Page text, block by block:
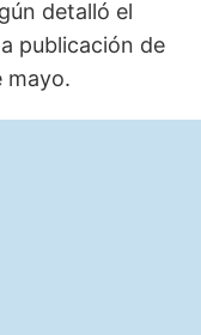
detalló el
publicación de
mayo.